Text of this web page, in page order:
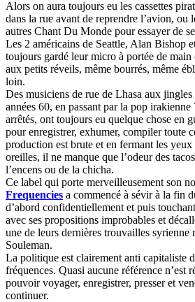
Alors on aura toujours eu les cassettes
dans la rue avant de reprendre l’avion, ou
autres Chant Du Monde pour essayer de
Les 2 américains de Seattle, Alan Bishop
toujours gardé leur micro à portée de
aux petits réveils, même bourrés, même
loin.
Des musiciens de rue de Lhasa aux jingles
années 60, en passant par la pop irakienne
arrêtés, ont toujours eu quelque chose en
pour enregistrer, exhumer, compiler toute
production est brute et en fermant les yeux
oreilles, il ne manque que l’odeur des
l’encens ou de la chicha.
Ce label qui porte merveilleusement son
Frequencies a commencé à sévir à la fin
d’abord confidentiellement et puis
avec ses propositions improbables et
une de leurs dernières trouvailles syrienne
Souleman.
La politique est clairement anti capitaliste
fréquences. Quasi aucune référence n’est
pouvoir voyager, enregistrer, presser et
continuer.